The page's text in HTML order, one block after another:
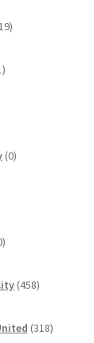
izdelkov
izdelkov
0izdelkov
izdelkov
458izdelkov
318izdelkov